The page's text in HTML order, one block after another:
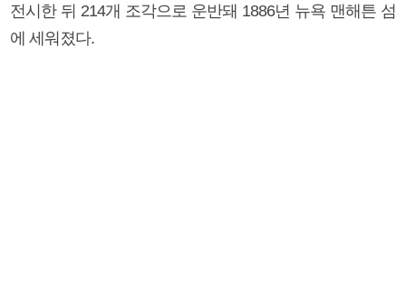
전시한 뒤 214개 조각으로 운반돼 1886년 뉴욕 맨해튼 섬
에 세워졌다.